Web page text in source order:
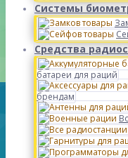
Системы
Средства
батареи для раций
брендам